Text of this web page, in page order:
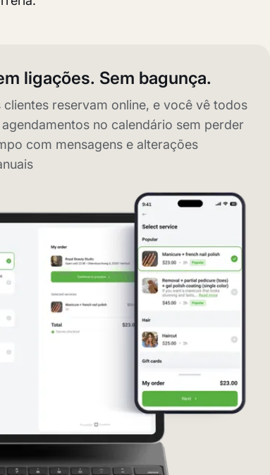
ligações. Sem bagunça.
clientes reservam online, e você vê todos
agendamentos no calendário sem perder
com mensagens e alterações